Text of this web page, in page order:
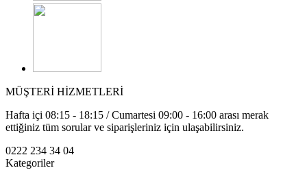
MÜŞTERİ HİZMETLERİ
Hafta içi 08:15 - 18:15 / Cumartesi 09:00 - 16:00 arası merak
ettiğiniz tüm sorular ve siparişleriniz için ulaşabilirsiniz.
0222 234 34 04
Kategoriler